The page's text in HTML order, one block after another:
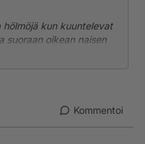
kun kuuntelevat
suoraan oikean naisen
että tarvii siltikään
Kommentoi